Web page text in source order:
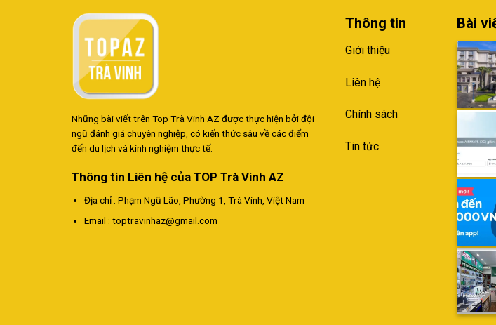
Những bài viết trên Top Trà Vinh AZ được thực hiện bởi đội
ngũ đánh giá chuyên nghiệp, có kiến thức sâu về các điểm
đến du lịch và kinh nghiệm thực tế.
Thông tin Liên hệ của TOP Trà Vinh AZ
Địa chỉ : Phạm Ngũ Lão, Phường 1, Trà Vinh, Việt Nam
Email : toptravinhaz@gmail.com
Thông tin
Giới thiệu
Liên hệ
Chính sách
Tin tức
Bài